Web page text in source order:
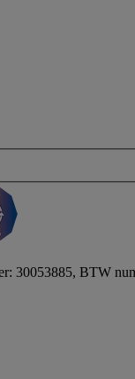
30053885, BTW